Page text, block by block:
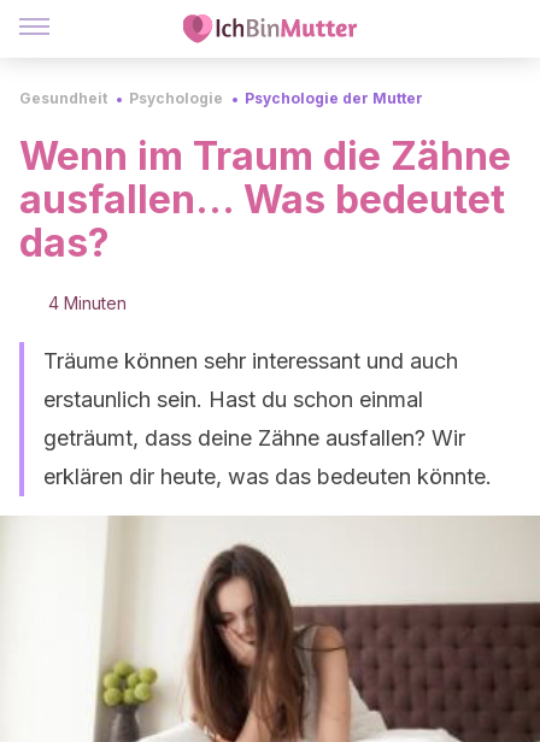
Gesundheit Psychologie Psychologie der Mutter
Wenn im Traum die Zähne
ausfallen... Was bedeutet
das?
4 Minuten
Träume können sehr interessant und auch
erstaunlich sein. Hast du schon einmal
geträumt, dass deine Zähne ausfallen? Wir
erklären dir heute, was das bedeuten könnte.